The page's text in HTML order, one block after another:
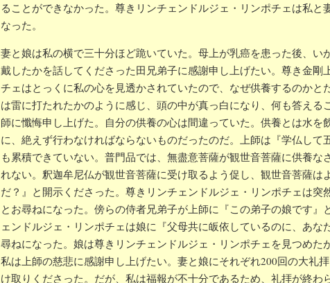
ることができなかった。尊きリンチェンドルジェ・リンポチェは私と
なった。
妻と娘は私の横で三十分ほど跪いていた。母上が乳癌を患った後、い
戴したかを話してくださった田兄弟子に感謝申し上げたい。尊き金剛
チェはとっくに私の心を見透かされていたので、なぜ供養するのかと
は雷に打たれたかのように感じ、頭の中が真っ白になり、何も答える
師に懺悔申し上げた。自分の供養の心は間違っていた。供養とは水を
に、絶えず行わなければならないものだったのだ。上師は『学仏して
も累積できていない。普門品では、無盡意菩薩が観世音菩薩に供養な
れない。釈迦牟尼仏が観世音菩薩に受け取るよう促し、観世音菩薩は
だ？』と開示くださった。尊きリンチェンドルジェ・リンポチェは突
とお尋ねになった。傍らの侍者兄弟子が上師に『この弟子の娘です』
ェンドルジェ・リンポチェは娘に『父母共に皈依しているのに、あな
尋ねになった。娘は尊きリンチェンドルジェ・リンポチェを見つめた
私は上師の慈悲に感謝申し上げたい。妻と娘にそれぞれ200回の大礼
け取りくださった。だが、私は福報が不十分であるため、礼拝が終わ